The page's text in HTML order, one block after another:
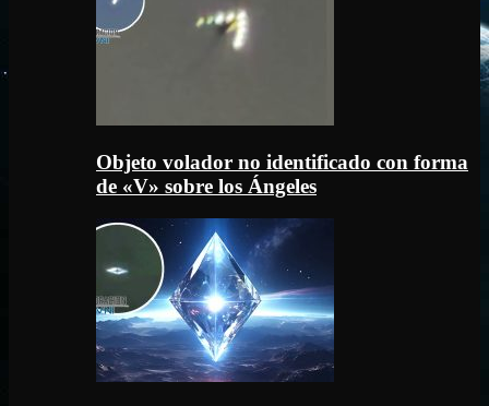
Objeto volador no identificado con forma
de «V» sobre los Ángeles